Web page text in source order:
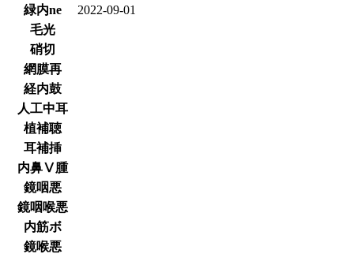
緑内ne
2022-09-01
毛光
硝切
網膜再
経内鼓
人工中耳
植補聴
耳補挿
内鼻Ⅴ腫
鏡咽悪
鏡咽喉悪
内筋ボ
鏡喉悪